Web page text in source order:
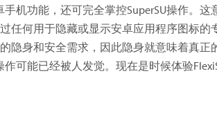
机功能，还可完全掌控SuperSU操作。这
任何用于隐藏或显示安卓应用程序图标的
隐身和安全需求，因此隐身就意味着真
可能已经被人发觉。现在是时候体验